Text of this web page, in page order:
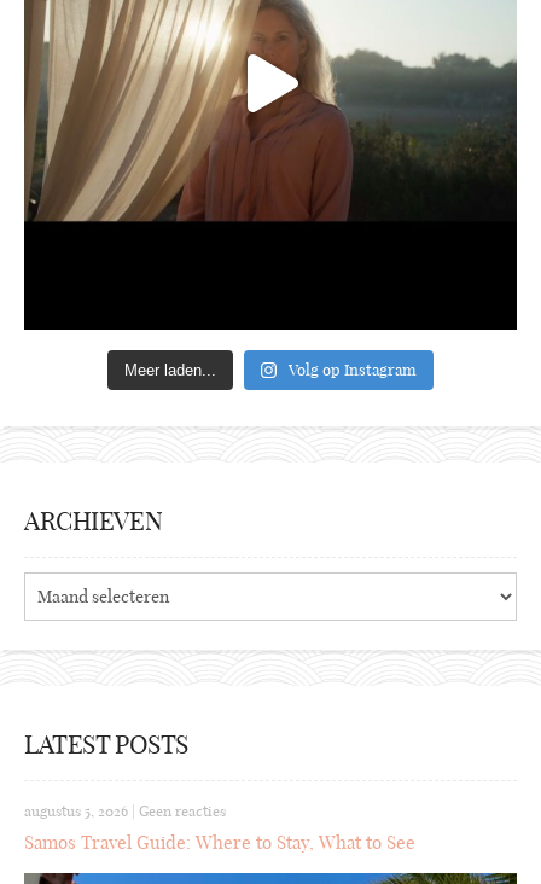
Meer laden... Volg op Instagram
ARCHIEVEN
Archieven
LATEST POSTS
augustus 5, 2026 | Geen reacties
Samos Travel Guide: Where to Stay, What to See